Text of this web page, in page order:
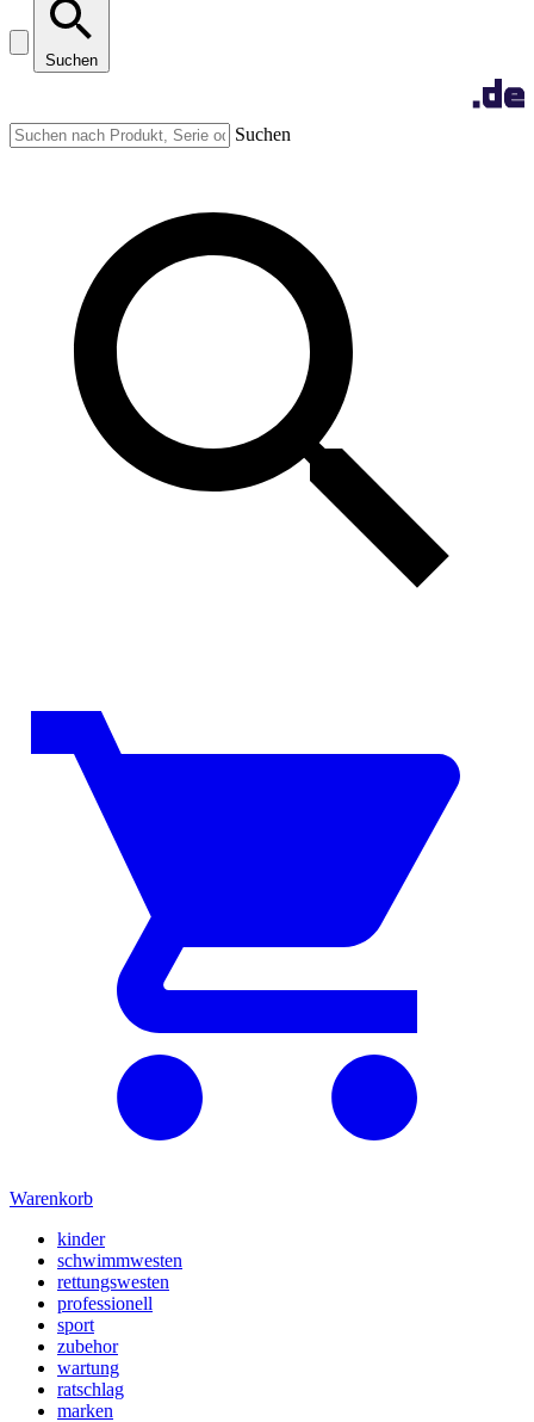
Suchen
Suchen
Warenkorb
kinder
schwimmwesten
rettungswesten
professionell
sport
zubehor
wartung
ratschlag
marken